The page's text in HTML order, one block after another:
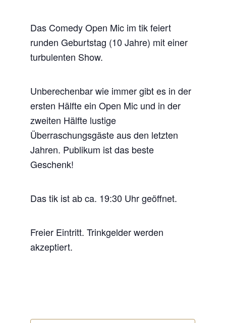
Das Comedy Open Mic im tik feiert
runden Geburtstag (10 Jahre) mit einer
turbulenten Show.
Unberechenbar wie immer gibt es in der
ersten Hälfte ein Open Mic und in der
zweiten Hälfte lustige
Überraschungsgäste aus den letzten
Jahren. Publikum ist das beste
Geschenk!
Das tik ist ab ca. 19:30 Uhr geöffnet.
Freier Eintritt. Trinkgelder werden
akzeptiert.